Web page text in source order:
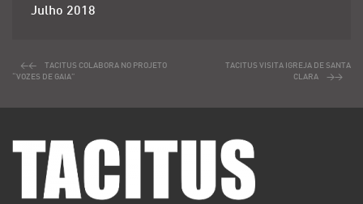
Julho 2018
TACITUS COLABORA NO PROJETO
“VOZES DE GAIA”
TACITUS VISITA IGREJA DE SANTA
CLARA